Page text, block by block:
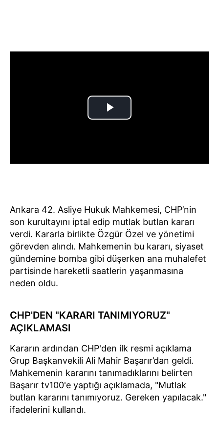
Ankara 42. Asliye Hukuk Mahkemesi, CHP’nin
son kurultayını iptal edip mutlak butlan kararı
verdi. Kararla birlikte Özgür Özel ve yönetimi
görevden alındı. Mahkemenin bu kararı, siyaset
gündemine bomba gibi düşerken ana muhalefet
partisinde hareketli saatlerin yaşanmasına
neden oldu.
CHP'DEN "KARARI TANIMIYORUZ"
AÇIKLAMASI
Kararın ardından CHP'den ilk resmi açıklama
Grup Başkanvekili Ali Mahir Başarır’dan geldi.
Mahkemenin kararını tanımadıklarını belirten
Başarır tv100'e yaptığı açıklamada, "Mutlak
butlan kararını tanımıyoruz. Gereken yapılacak."
ifadelerini kullandı.